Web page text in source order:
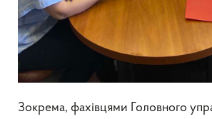
Зокрема, фахівцями Головного